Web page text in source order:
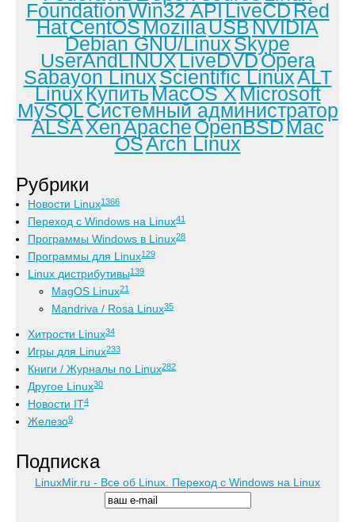
FoundationWin32 APILiveCDRed
HatCentOSMozillaUSBNVIDIA
Debian GNU/LinuxSkype
UserAndLINUXLiveDVDOpera
Sabayon LinuxScientific LinuxALT
LinuxКупитьMacOS XMicrosoft
MySQLСистемный администратор
ALSAXenApacheOpenBSDMac
OSArch Linux
Рубрики
Новости Linux1366
Переход с Windows на Linux41
Программы Windows в Linux28
Программы для Linux129
Linux дистрибутивы139
MagOS Linux21
Mandriva / Rosa Linux35
Хитрости Linux34
Игры для Linux233
Книги / Журналы по Linux282
Другое Linux30
Новости IT4
Железо9
Подписка
LinuxMir.ru - Все об Linux. Переход с Windows на Linux